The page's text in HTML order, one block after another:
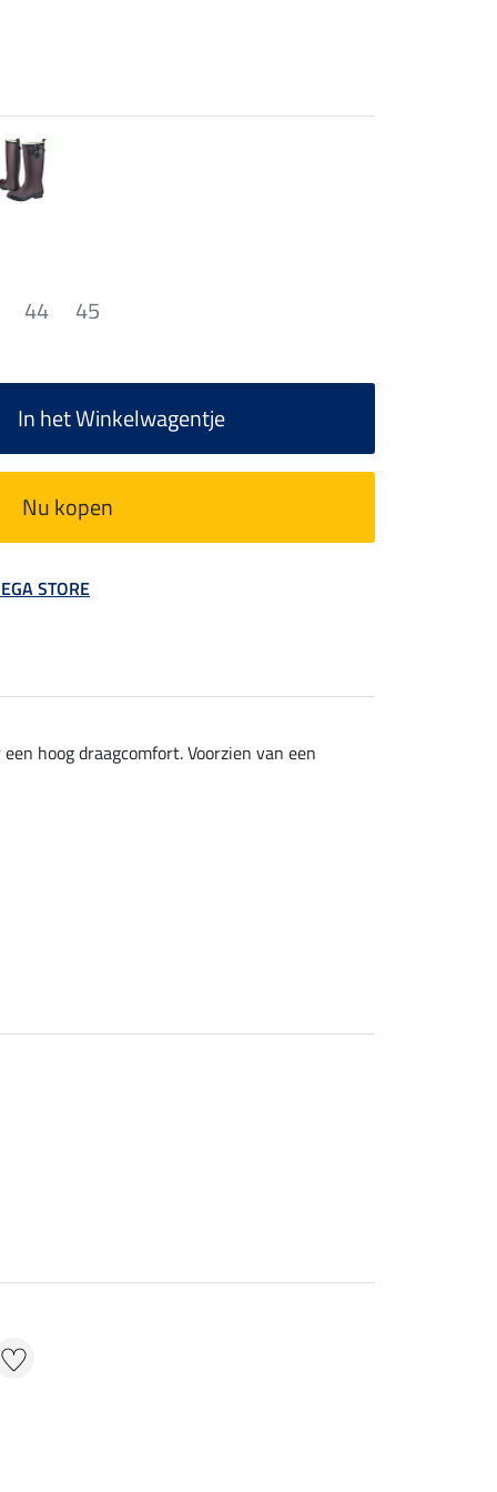
44 45
In het Winkelwagentje
Nu kopen
STORE
hoog draagcomfort. Voorzien van een